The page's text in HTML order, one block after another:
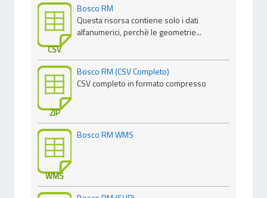
CSV
Bosco RM
Questa risorsa contiene solo i dati
alfanumerici, perchè le geometrie...
ZIP
Bosco RM (CSV Completo)
CSV completo in formato compresso
WMS
Bosco RM WMS